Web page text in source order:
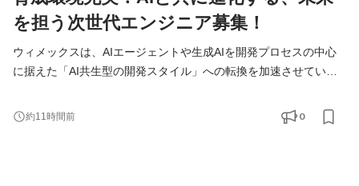
を担う次世代エンジニア募集！
ウィメックスは、AIエージェントや生成AIを開発プロセスの中心
に据えた「AI共生型の開発スタイル」への転換を加速させていま
極的に募集しています。 AIを相棒に、圧倒的なスピードと品質を
実現し、最先端の技術を使いこなすエンジニアへ成長したい方を
約11時間前 0